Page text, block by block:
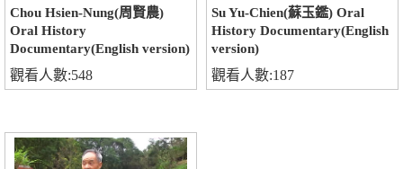
Chou Hsien-Nung(周賢農)
Oral History
Documentary(English version)
觀看人數:548
Su Yu-Chien(蘇玉鑑) Oral
History Documentary(English
version)
觀看人數:187